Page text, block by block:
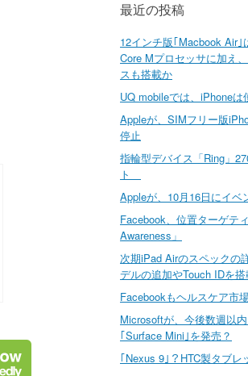
最近の投稿
12インチ版｢Macbook Air
Core Mプロセッサに加え
スも搭載か
UQ mobileでは、iPhoneは
Appleが、SIMフリー版
停止
指輪型デバイス「Ring」
ト
Appleが、10月16日にイベ
Facebook、位置ターゲテ
Awareness」
次期iPad Airのスペックの
デルの追加やTouch IDを
Facebookもヘルスケア市
Microsoftが、今後数週以
｢Surface Mini｣を発売？
｢Nexus 9｣？HTC製タブレ